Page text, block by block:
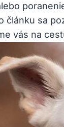
článku sa⁤
⁣vás na